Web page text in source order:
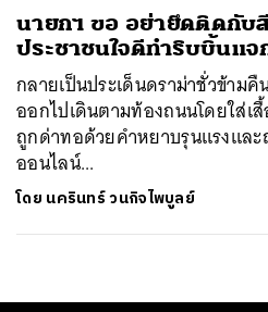
นายกฯ ขอ อย่ายึดติดกับ
ประชาชนใจดีทำริบบิ้นแ
กลายเป็นประเด็นดราม่าชั่วข้าม
ออกไปเดินตามท้องถนนโดยใส่เ
ถูกด่าทอด้วยคำหยาบรุนแรงและ
ออนไลน์...
โดย นครินทร์ วนกิจไพบูลย์